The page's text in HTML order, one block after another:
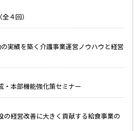
全４回）
実績を築く介護事業運営ノウハウと経営
・本部機能強化策セミナー
の経営改善に大きく貢献する給食事業の